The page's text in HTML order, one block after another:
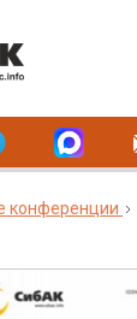
конференции